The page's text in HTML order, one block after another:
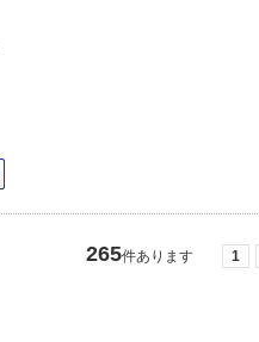
265件あります 1